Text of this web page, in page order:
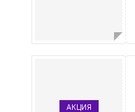
АКЦИЯ